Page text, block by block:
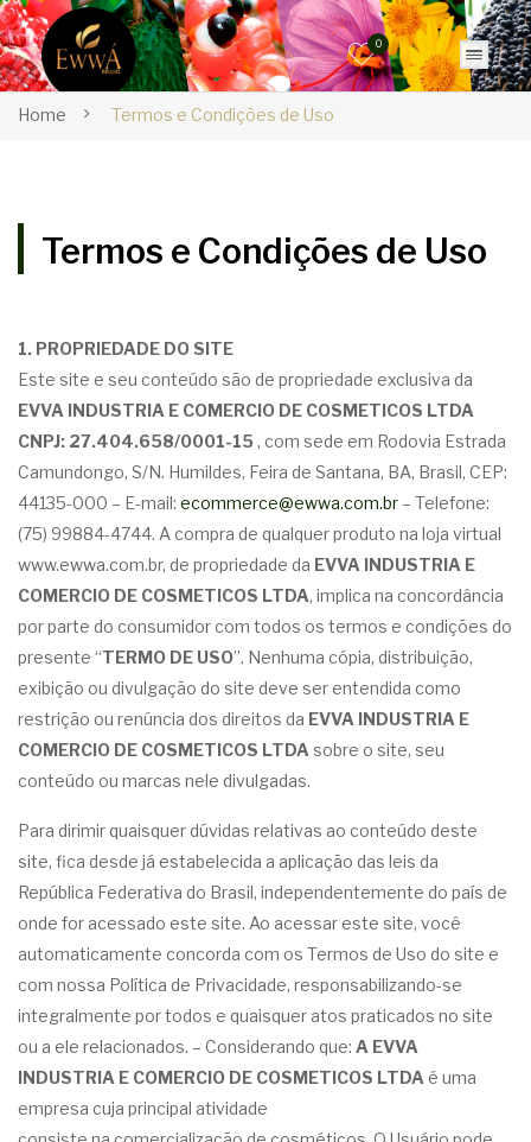
0
Home Termos e Condições de Uso
Termos e Condições de Uso
1. PROPRIEDADE DO SITE
Este site e seu conteúdo são de propriedade exclusiva da
EVVA INDUSTRIA E COMERCIO DE COSMETICOS LTDA
CNPJ: 27.404.658/0001-15 , com sede em Rodovia Estrada
Camundongo, S/N. Humildes, Feira de Santana, BA, Brasil, CEP:
44135-000 – E-mail: ecommerce@ewwa.com.br – Telefone:
(75) 99884-4744. A compra de qualquer produto na loja virtual
www.ewwa.com.br, de propriedade da EVVA INDUSTRIA E
COMERCIO DE COSMETICOS LTDA, implica na concordância
por parte do consumidor com todos os termos e condições do
presente “TERMO DE USO”. Nenhuma cópia, distribuição,
exibição ou divulgação do site deve ser entendida como
restrição ou renúncia dos direitos da EVVA INDUSTRIA E
COMERCIO DE COSMETICOS LTDA sobre o site, seu
conteúdo ou marcas nele divulgadas.
Para dirimir quaisquer dúvidas relativas ao conteúdo deste
site, fica desde já estabelecida a aplicação das leis da
República Federativa do Brasil, independentemente do país de
onde for acessado este site. Ao acessar este site, você
automaticamente concorda com os Termos de Uso do site e
com nossa Política de Privacidade, responsabilizando-se
integralmente por todos e quaisquer atos praticados no site
ou a ele relacionados. – Considerando que: A EVVA
INDUSTRIA E COMERCIO DE COSMETICOS LTDA é uma
empresa cuja principal atividade